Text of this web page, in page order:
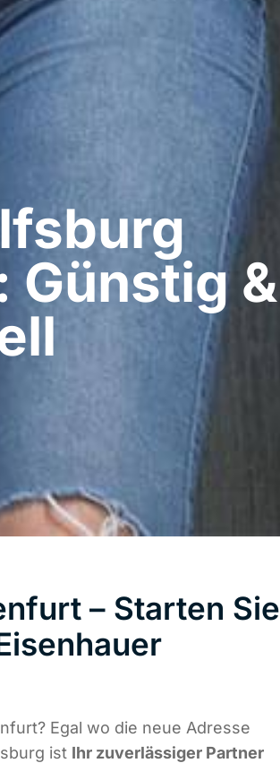
&
– Starten Sie
Egal wo die neue Adresse
ist Ihr zuverlässiger Partner